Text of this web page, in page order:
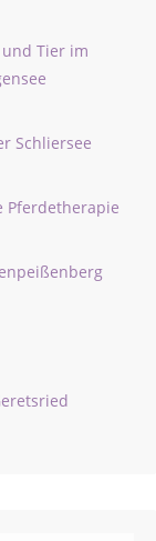
Tier im
Schliersee
Pferdetherapie